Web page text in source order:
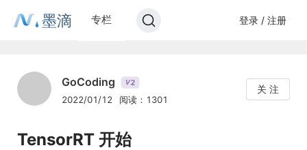
墨滴 专栏 登录 / 注册
GoCoding V2
2022/01/12 阅读：1301
关 注
TensorRT 开始